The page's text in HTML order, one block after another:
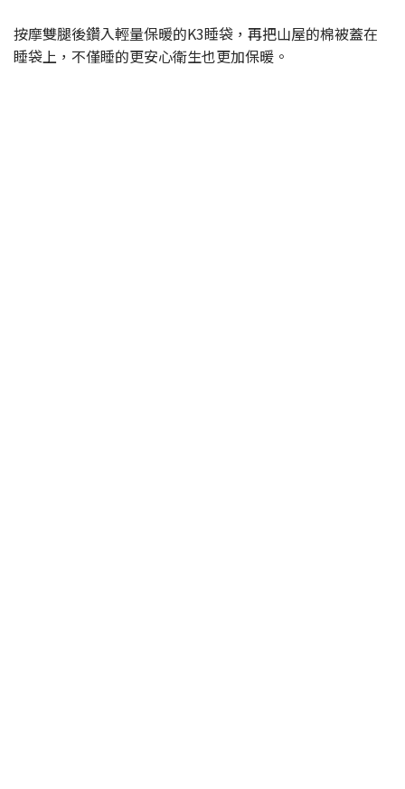
按摩雙腿後鑽入輕量保暖的K3睡袋，再把山屋的棉被蓋在
睡袋上，不僅睡的更安心衛生也更加保暖。